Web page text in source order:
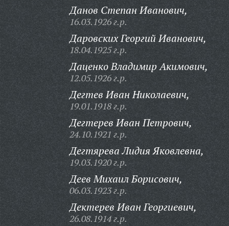
Данов Степан Иванович,
16.03.1926 г.р.
Даровских Георгий Иванович,
18.04.1925 г.р.
Даценко Владимир Акимович,
12.05.1926 г.р.
Дегтев Иван Николаевич,
19.01.1918 г.р.
Дегтерев Иван Петрович,
24.10.1921 г.р.
Дегтярева Лидия Яковлевна,
19.03.1920 г.р.
Деев Михаил Борисович,
06.03.1923 г.р.
Дектерев Иван Георгиевич,
26.08.1914 г.р.